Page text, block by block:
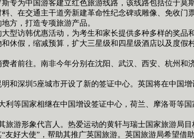
为中国游客建立红色旅游线路，该线路包括位于莫
、在交通主干道旁新建革命性纪念碑或雕像、免收
方，打造专项旅游产品。
访韩优惠活动，为考生和家长提供多种多样的奖品
假，缩减预算，扩大三星级和四星级酒店以及度假
前往。南非今年分别在沈阳、武汉、西安、杭州和
深圳5座城市开设了新的签证中心。英国将在中国
国家相继在中国增设签证中心，荷兰、摩洛哥等国
形象代言人。热爱运动的黄轩与瑞士国家旅游局目
大使”，帮助其推广英国旅游。英国旅游局希望借